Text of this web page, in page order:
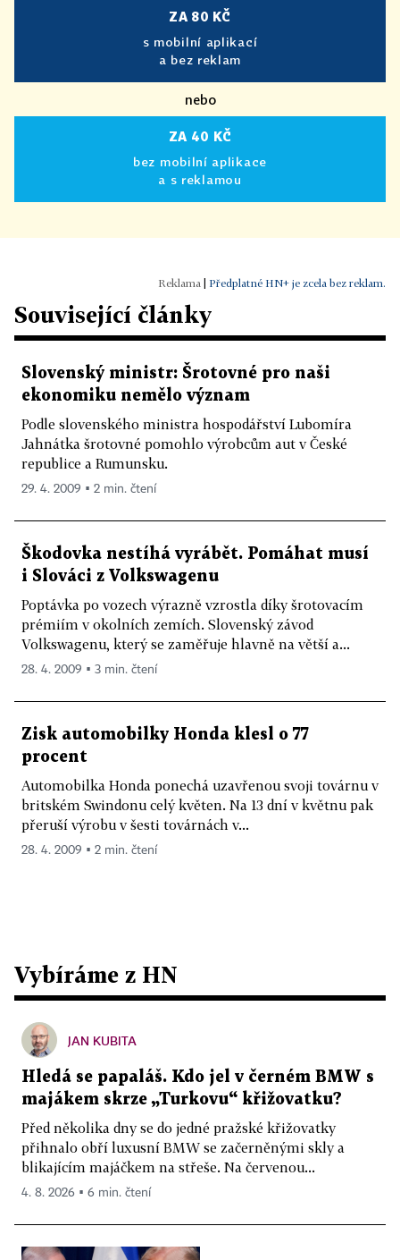
ZA 80 KČ
s mobilní aplikací
a bez reklam
nebo
ZA 40 KČ
bez mobilní aplikace
a s reklamou
Předplatné HN+ je zcela bez reklam.
Související články
Slovenský ministr: Šrotovné pro naši
ekonomiku nemělo význam
Podle slovenského ministra hospodářství Lubomíra
Jahnátka šrotovné pomohlo výrobcům aut v České
republice a Rumunsku.
29. 4. 2009 ▪ 2 min. čtení
Škodovka nestíhá vyrábět. Pomáhat musí
i Slováci z Volkswagenu
Poptávka po vozech výrazně vzrostla díky šrotovacím
prémiím v okolních zemích. Slovenský závod
Volkswagenu, který se zaměřuje hlavně na větší a...
28. 4. 2009 ▪ 3 min. čtení
Zisk automobilky Honda klesl o 77
procent
Automobilka Honda ponechá uzavřenou svoji továrnu v
britském Swindonu celý květen. Na 13 dní v květnu pak
přeruší výrobu v šesti továrnách v...
28. 4. 2009 ▪ 2 min. čtení
Vybíráme z HN
JAN KUBITA
Hledá se papaláš. Kdo jel v černém BMW s
majákem skrze „Turkovu“ křižovatku?
Před několika dny se do jedné pražské křižovatky
přihnalo obří luxusní BMW se začerněnými skly a
blikajícím majáčkem na střeše. Na červenou...
4. 8. 2026 ▪ 6 min. čtení